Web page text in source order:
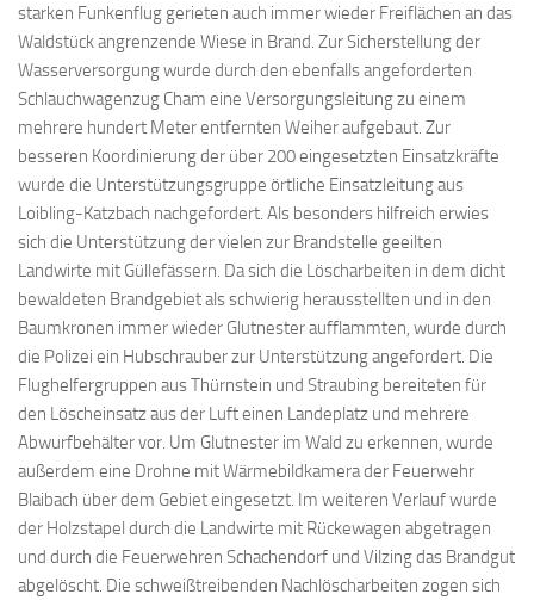
starken Funkenflug gerieten auch immer wieder Freiflächen an das
Waldstück angrenzende Wiese in Brand. Zur Sicherstellung der
Wasserversorgung wurde durch den ebenfalls angeforderten
Schlauchwagenzug Cham eine Versorgungsleitung zu einem
mehrere hundert Meter entfernten Weiher aufgebaut. Zur
besseren Koordinierung der über 200 eingesetzten Einsatzkräfte
wurde die Unterstützungsgruppe örtliche Einsatzleitung aus
Loibling-Katzbach nachgefordert. Als besonders hilfreich erwies
sich die Unterstützung der vielen zur Brandstelle geeilten
Landwirte mit Güllefässern. Da sich die Löscharbeiten in dem dicht
bewaldeten Brandgebiet als schwierig herausstellten und in den
Baumkronen immer wieder Glutnester aufflammten, wurde durch
die Polizei ein Hubschrauber zur Unterstützung angefordert. Die
Flughelfergruppen aus Thürnstein und Straubing bereiteten für
den Löscheinsatz aus der Luft einen Landeplatz und mehrere
Abwurfbehälter vor. Um Glutnester im Wald zu erkennen, wurde
außerdem eine Drohne mit Wärmebildkamera der Feuerwehr
Blaibach über dem Gebiet eingesetzt. Im weiteren Verlauf wurde
der Holzstapel durch die Landwirte mit Rückewagen abgetragen
und durch die Feuerwehren Schachendorf und Vilzing das Brandgut
abgelöscht. Die schweißtreibenden Nachlöscharbeiten zogen sich